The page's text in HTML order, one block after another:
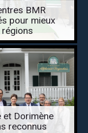
BMR
pour mieux
et Dorimène
reconnus